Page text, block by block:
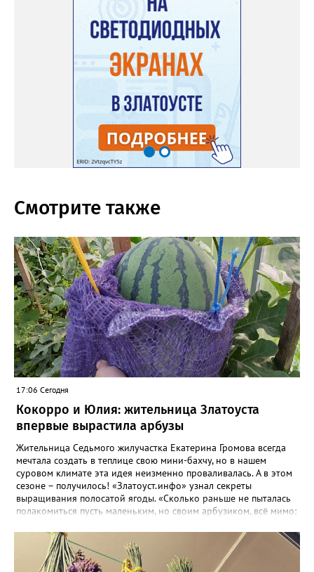
Смотрите также
17:06 Сегодня
Кокорро и Юлия: жительница Златоуста
впервые вырастила арбузы
Жительница Седьмого жилучастка Екатерина Громова всегда
мечтала создать в теплице свою мини-бахчу, но в нашем
суровом климате эта идея неизменно проваливалась. А в этом
сезоне – получилось! «Златоуст.инфо» узнал секреты
выращивания полосатой ягоды. «Сколько раньше не пыталась
полакомиться пусть маленьким, но своим арбузиком, всё мимо:
«Златоуст.инфо» садовод. – В этом году посадила сорт так
называемых северных арбузов – «Юлия», а также «Коккоро»
(он жёлтый и, говорят, очень сладкий). Вот уже первый на пару